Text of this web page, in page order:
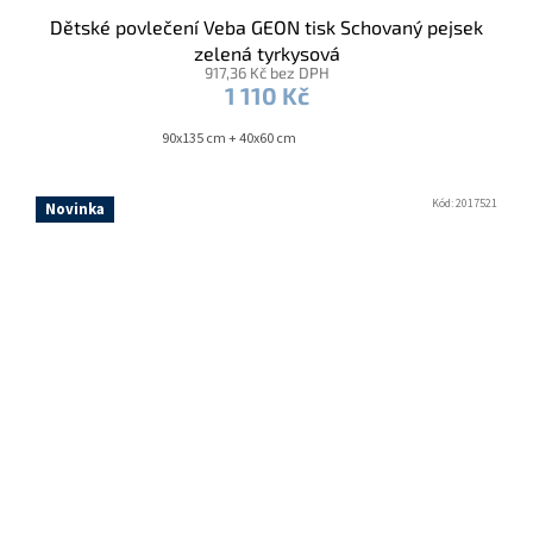
Dětské povlečení Veba GEON tisk Schovaný pejsek
zelená tyrkysová
917,36 Kč bez DPH
1 110 Kč
90x135 cm + 40x60 cm
Novinka Kód:2017521